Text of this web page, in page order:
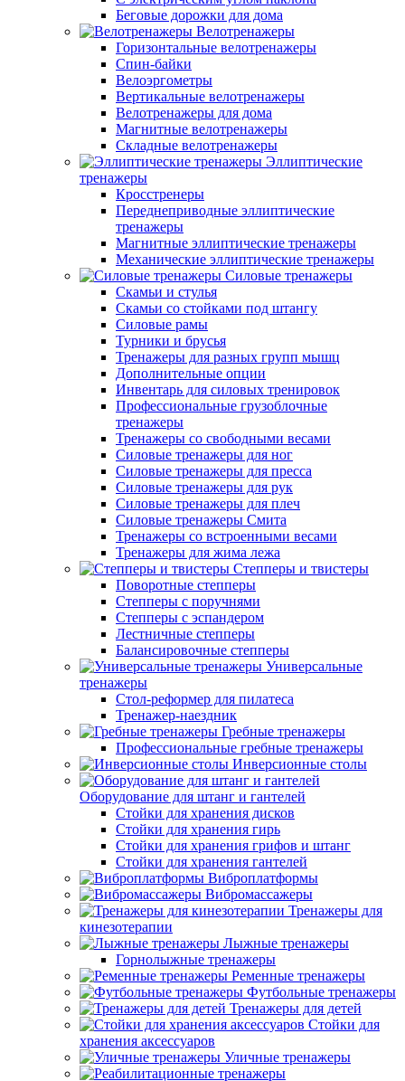
Беговые дорожки для дома
Велотренажеры
Горизонтальные велотренажеры
Спин-байки
Велоэргометры
Вертикальные велотренажеры
Велотренажеры для дома
Магнитные велотренажеры
Складные велотренажеры
Эллиптические
тренажеры
Кросстренеры
Переднеприводные эллиптические
тренажеры
Магнитные эллиптические тренажеры
Механические эллиптические тренажеры
Силовые тренажеры
Скамьи и стулья
Скамьи со стойками под штангу
Силовые рамы
Турники и брусья
Тренажеры для разных групп мышц
Дополнительные опции
Инвентарь для силовых тренировок
Профессиональные грузоблочные
тренажеры
Тренажеры со свободными весами
Силовые тренажеры для ног
Силовые тренажеры для пресса
Силовые тренажеры для рук
Силовые тренажеры для плеч
Силовые тренажеры Смита
Тренажеры со встроенными весами
Тренажеры для жима лежа
Степперы и твистеры
Поворотные степперы
Степперы с поручнями
Степперы с эспандером
Лестничные степперы
Балансировочные степперы
Универсальные
тренажеры
Стол-реформер для пилатеса
Тренажер-наездник
Гребные тренажеры
Профессиональные гребные тренажеры
Инверсионные столы
Оборудование для штанг и гантелей
Стойки для хранения дисков
Стойки для хранения гирь
Стойки для хранения грифов и штанг
Стойки для хранения гантелей
Виброплатформы
Вибромассажеры
Тренажеры для
кинезотерапии
Лыжные тренажеры
Горнолыжные тренажеры
Ременные тренажеры
Футбольные тренажеры
Тренажеры для детей
Стойки для
хранения аксессуаров
Уличные тренажеры